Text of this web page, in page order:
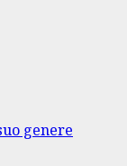
genere